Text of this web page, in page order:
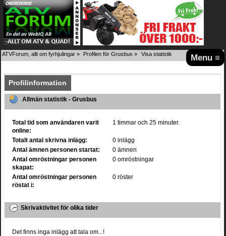
Menu ≡
ATVForum, allt om fyrhjulingar » Profilen för Grusbus » Visa statistik
Profilinformation
Allmän statistik - Grusbus
Total tid som användaren varit
online:
1 timmar och 25 minuter.
Totalt antal skrivna inlägg:
0 inlägg
Antal ämnen personen startat:
0 ämnen
Antal omröstningar personen
skapat:
0 omröstningar
Antal omröstningar personen
röstat i:
0 röster
Skrivaktivitet för olika tider
Det finns inga inlägg att tala om...!